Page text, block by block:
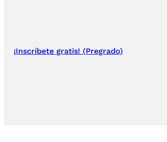
¡Inscríbete gratis! (Pregrado)